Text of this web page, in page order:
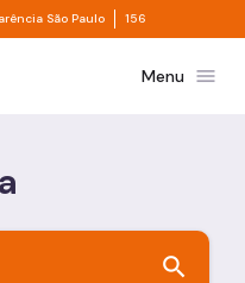
acesso à informação
São Paulo Divisor de
156
PauloMenu menu
search